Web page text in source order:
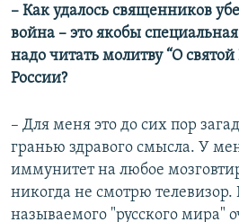
– Как удалось священников
война – это якобы
надо читать молитву “О святой
России?
– Для меня это до сих пор
гранью здравого смысла. У
иммунитет на любое
никогда не смотрю телевизор.
называемого "русского мира"